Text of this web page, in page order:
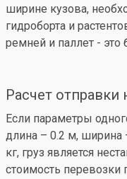
ширине кузова,
гидроборта и
ремней и паллет - это
Расчет отправки
Если параметры
длина – 0.2 м, ширина
кг, груз является
стоимость перевозки